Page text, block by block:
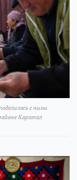
с ними
Каратал